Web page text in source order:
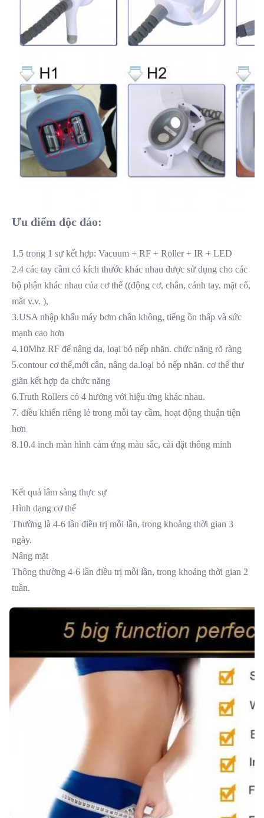
Ưu điểm độc đáo:
1.5 trong 1 sự kết hợp: Vacuum + RF + Roller + IR + LED
2.4 các tay cầm có kích thước khác nhau được sử dụng cho các
bộ phận khác nhau của cơ thể ((động cơ, chân, cánh tay, mặt cổ,
mắt v.v. ),
3.USA nhập khẩu máy bơm chân không, tiếng ồn thấp và sức
mạnh cao hơn
4.10Mhz RF để nâng da, loại bỏ nếp nhăn. chức năng rõ ràng
5.contour cơ thể,mới cân, nâng da.loại bỏ nếp nhăn. cơ thể thư
giãn kết hợp đa chức năng
6.Truth Rollers có 4 hướng với hiệu ứng khác nhau.
7. điều khiển riêng lẻ trong mỗi tay cầm, hoạt động thuận tiện
hơn
8.10.4 inch màn hình cảm ứng màu sắc, cài đặt thông minh
Kết quả lâm sàng thực sự
Hình dạng cơ thể
Thường là 4-6 lần điều trị mỗi lần, trong khoảng thời gian 3
ngày.
Nâng mặt
Thông thường 4-6 lần điều trị mỗi lần, trong khoảng thời gian 2
tuần.